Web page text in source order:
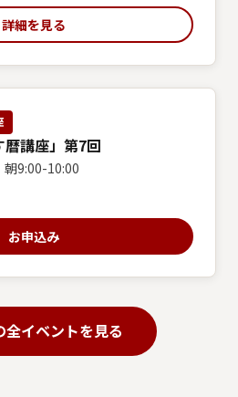
詳細を見る
暦講座」第7回
朝9:00-10:00
お申込み
全イベントを見る